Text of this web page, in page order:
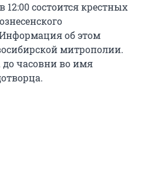
состоится крестных
об этом
митрополии.
до часовни во имя